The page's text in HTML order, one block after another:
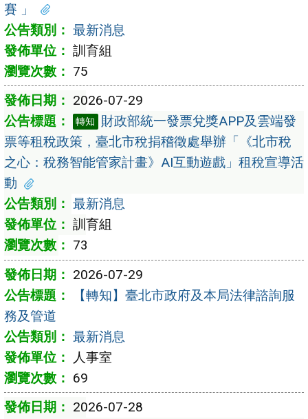
賽 」
最新消息
訓育組
75
2026-07-29
轉知
財政部統一發票兌獎APP及雲端發
票等租稅政策，臺北市稅捐稽徵處舉辦「《北市稅
之心：稅務智能管家計畫》AI互動遊戲」租稅宣導活
動
最新消息
訓育組
73
2026-07-29
【轉知】臺北市政府及本局法律諮詢服
務及管道
最新消息
人事室
69
2026-07-28